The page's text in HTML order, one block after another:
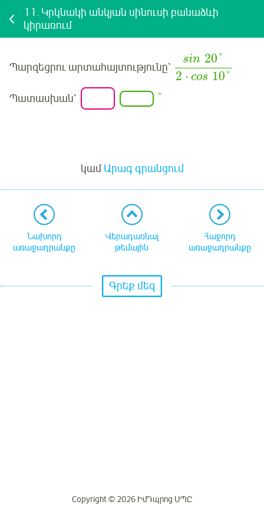
11. Կրկնակի անկյան սինուսի բանաձևի
կիրառում
Պարզեցրու արտահայտությունը՝
sin 20°
2 ⋅ cos 10°
Պատասխան՝ °
կամԱրագ գրանցում
Նախորդ
առաջադրանքը
Վերադառնալ
թեմային
Հաջորդ
առաջադրանքը
Գրեք մեզ
Copyright © 2026 ԻմԴպրոց ՍՊԸ